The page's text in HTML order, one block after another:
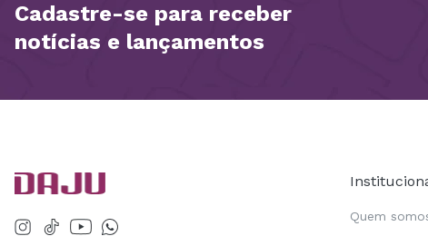
Cadastre-se para receber
notícias e lançamentos
Quem